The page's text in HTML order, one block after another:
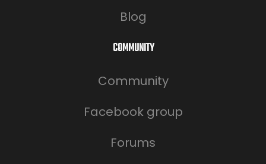
Blog
COMMUNITY
Community
Facebook group
Forums